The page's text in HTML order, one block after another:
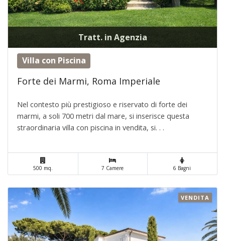
Tratt. in Agenzia
Villa con Piscina
Forte dei Marmi, Roma Imperiale
Nel contesto più prestigioso e riservato di forte dei
marmi, a soli 700 metri dal mare, si inserisce questa
straordinaria villa con piscina in vendita, si. . .
500 mq. 7 Camere 6 Bagni
VENDITA